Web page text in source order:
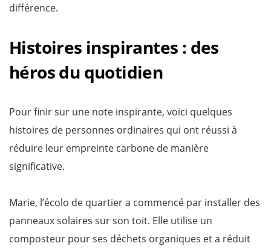
différence.
Histoires inspirantes : des
héros du quotidien
Pour finir sur une note inspirante, voici quelques
histoires de personnes ordinaires qui ont réussi à
réduire leur empreinte carbone de manière
significative.
Marie, l’écolo de quartier a commencé par installer des
panneaux solaires sur son toit. Elle utilise un
composteur pour ses déchets organiques et a réduit